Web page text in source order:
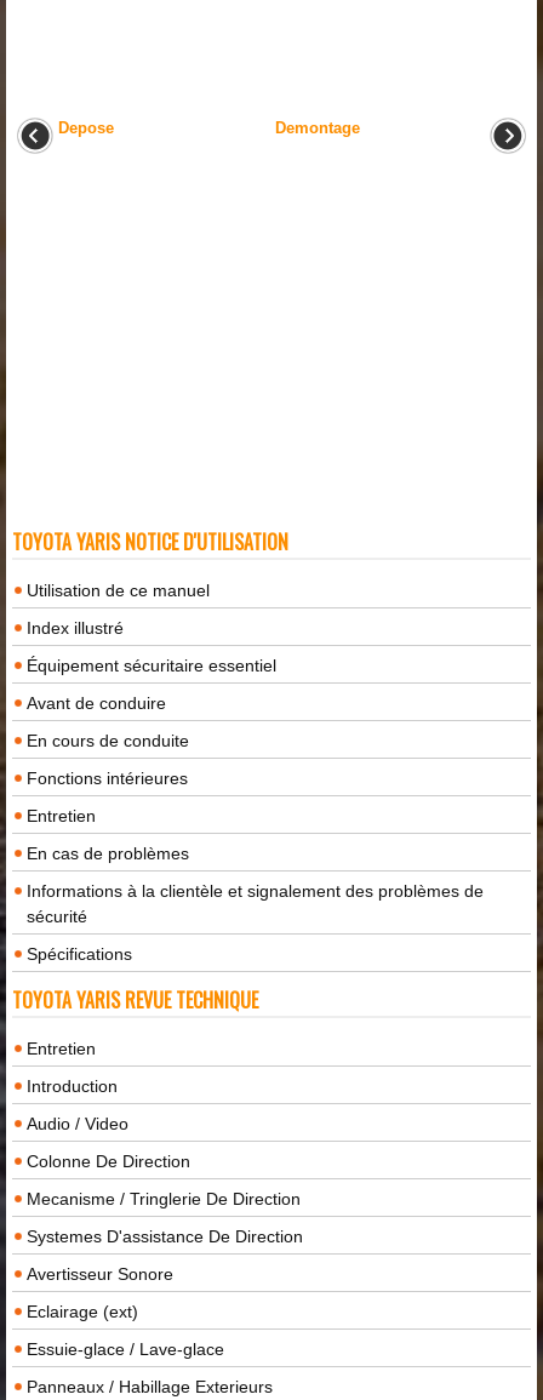
Depose Demontage
TOYOTA YARIS NOTICE D'UTILISATION
Utilisation de ce manuel
Index illustré
Équipement sécuritaire essentiel
Avant de conduire
En cours de conduite
Fonctions intérieures
Entretien
En cas de problèmes
Informations à la clientèle et signalement des problèmes de
sécurité
Spécifications
TOYOTA YARIS REVUE TECHNIQUE
Entretien
Introduction
Audio / Video
Colonne De Direction
Mecanisme / Tringlerie De Direction
Systemes D'assistance De Direction
Avertisseur Sonore
Eclairage (ext)
Essuie-glace / Lave-glace
Panneaux / Habillage Exterieurs